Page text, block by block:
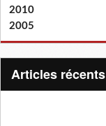
2010
2005
articles récents